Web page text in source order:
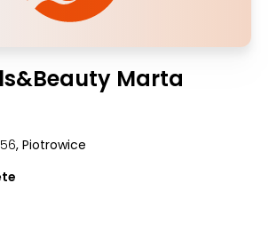
Marta
| 56, Piotrowice